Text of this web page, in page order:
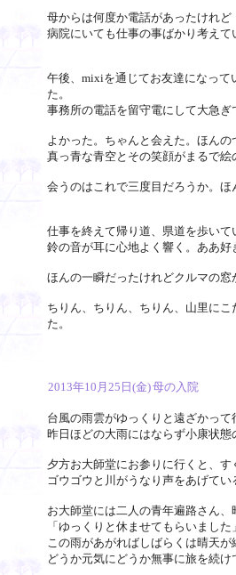
母からは何度か電話があったけれ
病院にいても仕事の事ばかり考え
午後、mixiを通じてお友達になっ
た。
事務所の電話を留守電にして大急ぎ
よかった。ちゃんと会えた。ほん
真っ青な青空とその笑顔がまるで
会うのはこれで三度目だろうか。
仕事を終えて帰り道、県道を歩い
鈴の音が耳に心地よく響く。ああ
ほんの一瞬だったけれどクルマの
ちりん、ちりん、ちりん、山里に
た。
2013年10月25日(金)母の入院
台風の雨雲がゆっくりと遠ざかって
昨日ほどの大雨にはならず小康状
夕方お大師堂にお参りに行くと、
ゴウゴウと川がうなり声をあげて
お大師堂には二人の青年遍路さん
「ゆっくりと休ませてもらいまし
この雨があがればしばらくは晴天が
どうか元気にどうか無事に旅を続